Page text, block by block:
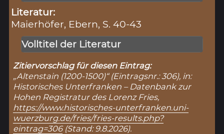
Literatur:
Maierhöfer, Ebern, S. 40-43
Volltitel der Literatur
Zitiervorschlag für diesen Eintrag:
„Altenstain (1200-1500)“ (Eintragsnr.: 306), in:
Historisches Unterfranken – Datenbank zur
Hohen Registratur des Lorenz Fries,
https://www.historisches-unterfranken.uni-
wuerzburg.de/fries/fries-results.php?
eintrag=306(Stand: 9.8.2026).